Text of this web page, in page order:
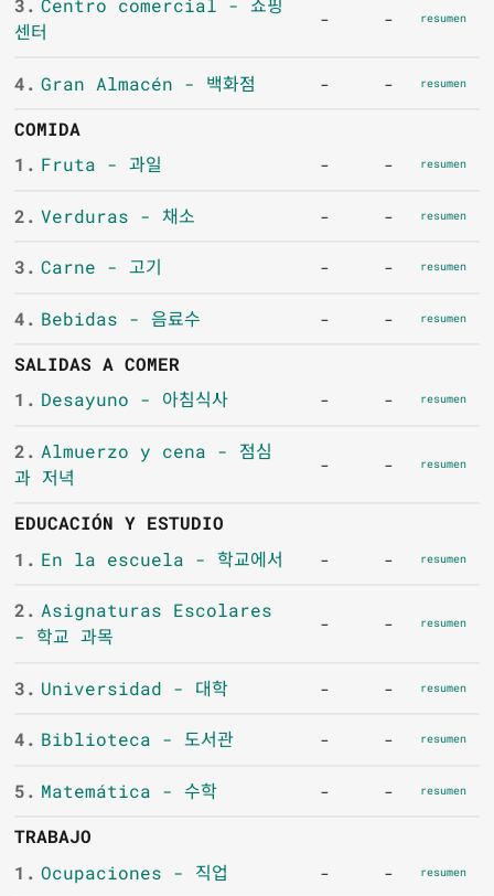
3. Centro comercial - 쇼핑
센터
- - resumen
4. Gran Almacén - 백화점 - - resumen
COMIDA
1. Fruta - 과일 - - resumen
2. Verduras - 채소 - - resumen
3. Carne - 고기 - - resumen
4. Bebidas - 음료수 - - resumen
SALIDAS A COMER
1. Desayuno - 아침식사 - - resumen
2. Almuerzo y cena - 점심
과 저녁
- - resumen
EDUCACIÓN Y ESTUDIO
1. En la escuela - 학교에서 - - resumen
2. Asignaturas Escolares
- 학교 과목
- - resumen
3. Universidad - 대학 - - resumen
4. Biblioteca - 도서관 - - resumen
5. Matemática - 수학 - - resumen
TRABAJO
1. Ocupaciones - 직업 - - resumen